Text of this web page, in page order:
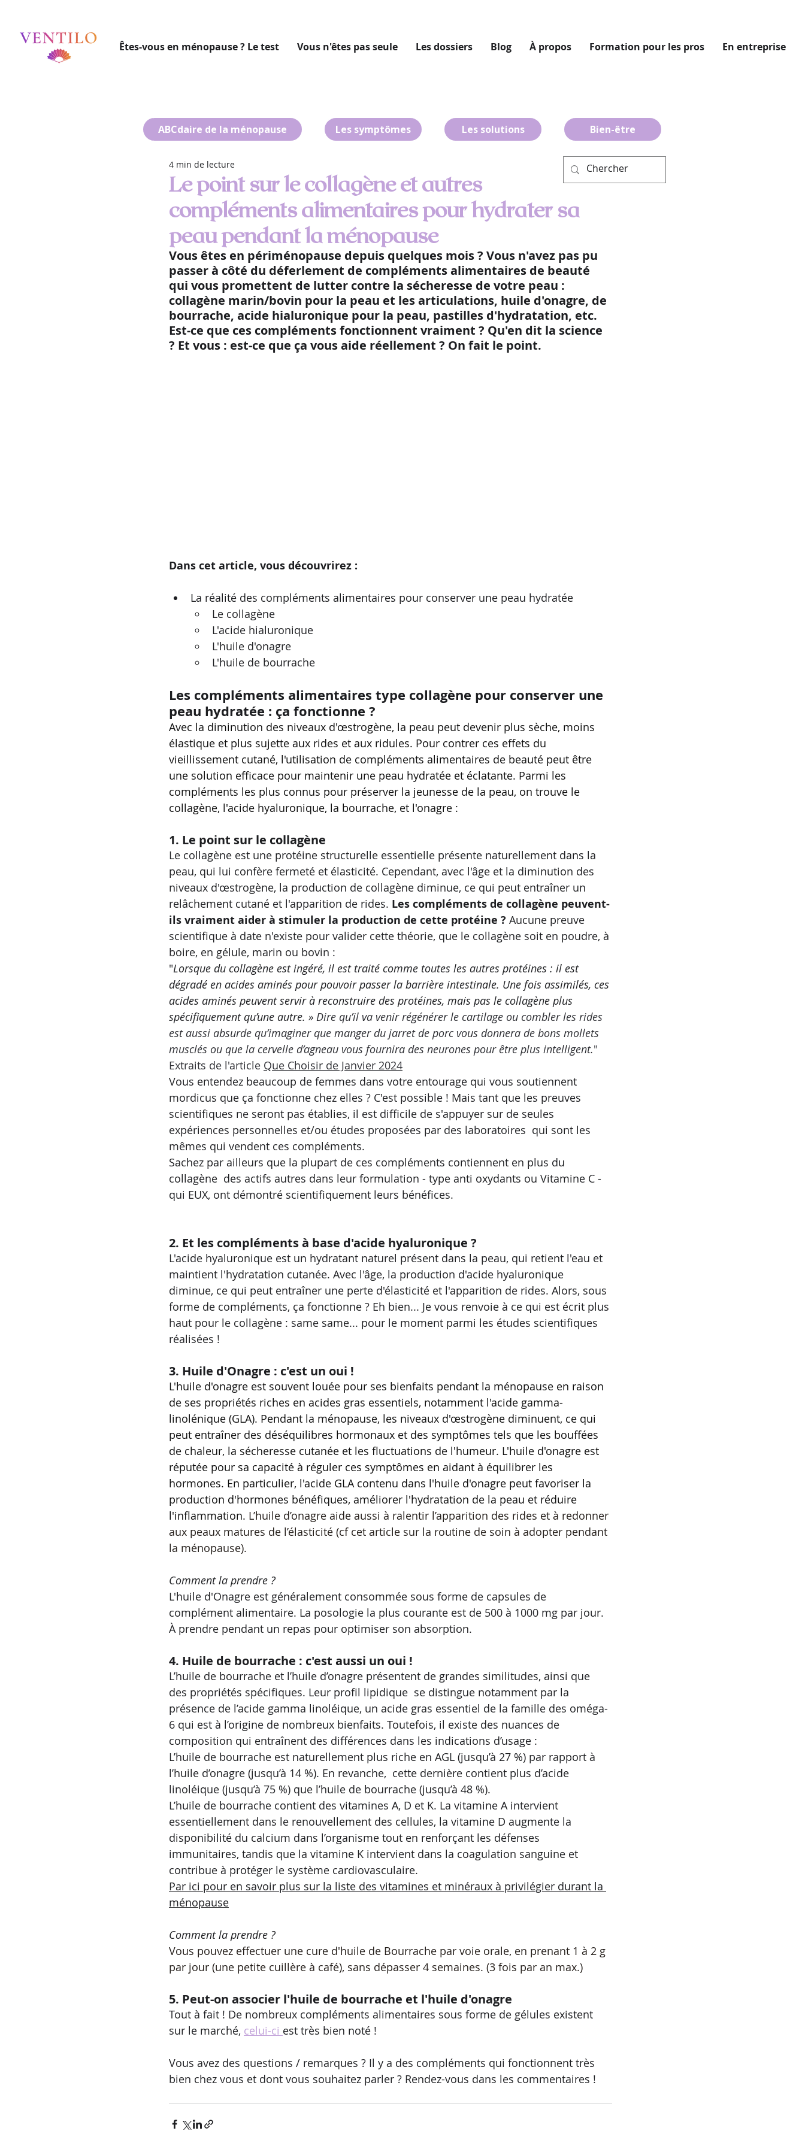
Êtes-vous en ménopause ? Le test Vous n'êtes pas seule Les dossiers Blog À propos Formation pour les pros En entreprise
ABCdaire de la ménopause Les symptômes Les solutions Bien-être
Le point sur le collagène et autres
compléments alimentaires pour hydrater sa
peau pendant la ménopause
4 min de lecture
Vous êtes en périménopause depuis quelques mois ? Vous n'avez pas pu
passer à côté du déferlement de compléments alimentaires de beauté
qui vous promettent de lutter contre la sécheresse de votre peau :
collagène marin/bovin pour la peau et les articulations, huile d'onagre, de
bourrache, acide hialuronique pour la peau, pastilles d'hydratation, etc.
Est-ce que ces compléments fonctionnent vraiment ? Qu'en dit la science
? Et vous : est-ce que ça vous aide réellement ? On fait le point.
Dans cet article, vous découvrirez :
La réalité des compléments alimentaires pour conserver une peau hydratée
Le collagène
L'acide hialuronique
L'huile d'onagre
L'huile de bourrache
Les compléments alimentaires type collagène pour conserver une
peau hydratée : ça fonctionne ?
Avec la diminution des niveaux d'œstrogène, la peau peut devenir plus sèche, moins
élastique et plus sujette aux rides et aux ridules. Pour contrer ces effets du
vieillissement cutané, l'utilisation de compléments alimentaires de beauté peut être
une solution efficace pour maintenir une peau hydratée et éclatante. Parmi les
compléments les plus connus pour préserver la jeunesse de la peau, on trouve le
collagène, l'acide hyaluronique, la bourrache, et l'onagre :
1. Le point sur le collagène
Le collagène est une protéine structurelle essentielle présente naturellement dans la
peau, qui lui confère fermeté et élasticité. Cependant, avec l'âge et la diminution des
niveaux d'œstrogène, la production de collagène diminue, ce qui peut entraîner un
relâchement cutané et l'apparition de rides. Les compléments de collagène peuvent-
ils vraiment aider à stimuler la production de cette protéine ? Aucune preuve
scientifique à date n'existe pour valider cette théorie, que le collagène soit en poudre, à
boire, en gélule, marin ou bovin :
"Lorsque du collagène est ingéré, il est traité comme toutes les autres protéines : il est
dégradé en acides aminés pour pouvoir passer la barrière intestinale. Une fois assimilés, ces
acides aminés peuvent servir à reconstruire des protéines, mais pas le collagène plus
spécifiquement qu’une autre. » Dire qu’il va venir régénérer le cartilage ou combler les rides
est aussi absurde qu’imaginer que manger du jarret de porc vous donnera de bons mollets
musclés ou que la cervelle d’agneau vous fournira des neurones pour être plus intelligent."
Extraits de l'article Que Choisir de Janvier 2024
Vous entendez beaucoup de femmes dans votre entourage qui vous soutiennent
mordicus que ça fonctionne chez elles ? C'est possible ! Mais tant que les preuves
scientifiques ne seront pas établies, il est difficile de s'appuyer sur de seules
expériences personnelles et/ou études proposées par des laboratoires  qui sont les
mêmes qui vendent ces compléments.
Sachez par ailleurs que la plupart de ces compléments contiennent en plus du
collagène  des actifs autres dans leur formulation - type anti oxydants ou Vitamine C -
qui EUX, ont démontré scientifiquement leurs bénéfices.
2. Et les compléments à base d'acide hyaluronique ?
L'acide hyaluronique est un hydratant naturel présent dans la peau, qui retient l'eau et
maintient l'hydratation cutanée. Avec l'âge, la production d'acide hyaluronique
diminue, ce qui peut entraîner une perte d'élasticité et l'apparition de rides. Alors, sous
forme de compléments, ça fonctionne ? Eh bien... Je vous renvoie à ce qui est écrit plus
haut pour le collagène : same same... pour le moment parmi les études scientifiques
réalisées !
3. Huile d'Onagre : c'est un oui !
L'huile d'onagre est souvent louée pour ses bienfaits pendant la ménopause en raison
de ses propriétés riches en acides gras essentiels, notamment l'acide gamma-
linolénique (GLA). Pendant la ménopause, les niveaux d'œstrogène diminuent, ce qui
peut entraîner des déséquilibres hormonaux et des symptômes tels que les bouffées
de chaleur, la sécheresse cutanée et les fluctuations de l'humeur. L'huile d'onagre est
réputée pour sa capacité à réguler ces symptômes en aidant à équilibrer les
hormones. En particulier, l'acide GLA contenu dans l'huile d'onagre peut favoriser la
production d'hormones bénéfiques, améliorer l'hydratation de la peau et réduire
l'inflammation. L’huile d’onagre aide aussi à ralentir l’apparition des rides et à redonner
aux peaux matures de l’élasticité (cf cet article sur la routine de soin à adopter pendant
la ménopause).
Comment la prendre ?
L'huile d'Onagre est généralement consommée sous forme de capsules de
complément alimentaire. La posologie la plus courante est de 500 à 1000 mg par jour.
À prendre pendant un repas pour optimiser son absorption.
4. Huile de bourrache : c'est aussi un oui !
L’huile de bourrache et l’huile d’onagre présentent de grandes similitudes, ainsi que
des propriétés spécifiques. Leur profil lipidique  se distingue notamment par la
présence de l’acide gamma linoléique, un acide gras essentiel de la famille des oméga-
6 qui est à l’origine de nombreux bienfaits. Toutefois, il existe des nuances de
composition qui entraînent des différences dans les indications d’usage :
L’huile de bourrache est naturellement plus riche en AGL (jusqu’à 27 %) par rapport à
l’huile d’onagre (jusqu’à 14 %). En revanche,  cette dernière contient plus d’acide
linoléique (jusqu’à 75 %) que l’huile de bourrache (jusqu’à 48 %).
L’huile de bourrache contient des vitamines A, D et K. La vitamine A intervient
essentiellement dans le renouvellement des cellules, la vitamine D augmente la
disponibilité du calcium dans l’organisme tout en renforçant les défenses
immunitaires, tandis que la vitamine K intervient dans la coagulation sanguine et
contribue à protéger le système cardiovasculaire.
Par ici pour en savoir plus sur la liste des vitamines et minéraux à privilégier durant la
ménopause
Comment la prendre ?
Vous pouvez effectuer une cure d'huile de Bourrache par voie orale, en prenant 1 à 2 g
par jour (une petite cuillère à café), sans dépasser 4 semaines. (3 fois par an max.)
5. Peut-on associer l'huile de bourrache et l'huile d'onagre
Tout à fait ! De nombreux compléments alimentaires sous forme de gélules existent
sur le marché, celui-ci est très bien noté !
Vous avez des questions / remarques ? Il y a des compléments qui fonctionnent très
bien chez vous et dont vous souhaitez parler ? Rendez-vous dans les commentaires !